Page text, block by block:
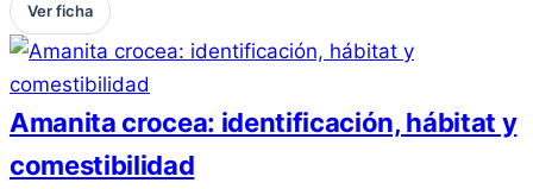
Ver ficha
Amanita crocea: identificación, hábitat y
comestibilidad